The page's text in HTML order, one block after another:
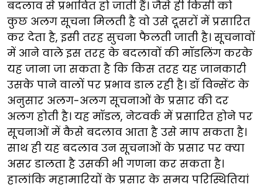
बदलाव से प्रभावित हो जाती हैं। जैसे ही किसी को
कुछ अलग सूचना मिलती है वो उसे दूसरों में प्रसारित
कर देता है, इसी तरह सुचना फैलती जाती है। सूचनावों
में आने वाले इस तरह के बदलावों की मॉडलिंग करके
यह जाना जा सकता है कि किस तरह यह जानकारी
उसके पाने वालों पर प्रभाव डाल रही है। डॉ विन्सेंट के
अनुसार अलग-अलग सूचनाओं के प्रसार की दर
अलग होती है। यह मॉडल, नेटवर्क में प्रसारित होने पर
सूचनाओं में कैसे बदलाव आता है उसे माप सकता है।
साथ ही यह बदलाव उन सूचनाओं के प्रसार पर क्या
असर डालता है उसकी भी गणना कर सकता है।
हालांकि महामारियों के प्रसार के समय परिस्थितियां